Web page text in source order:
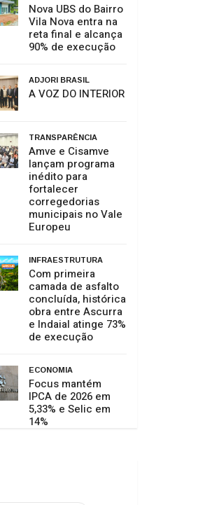
Nova UBS do Bairro
Vila Nova entra na
reta final e alcança
90% de execução
ADJORI BRASIL
A VOZ DO INTERIOR
TRANSPARÊNCIA
Amve e Cisamve
lançam programa
inédito para
fortalecer
corregedorias
municipais no Vale
Europeu
INFRAESTRUTURA
Com primeira
camada de asfalto
concluída, histórica
obra entre Ascurra
e Indaial atinge 73%
de execução
ECONOMIA
Focus mantém
IPCA de 2026 em
5,33% e Selic em
14%